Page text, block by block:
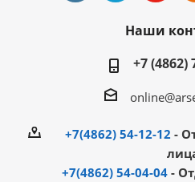
Наши
+7 (4862)
+7(4862) 54-12-12 -
+7(4862) 54-04-04 -